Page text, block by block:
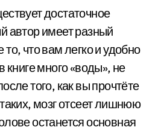
достаточное
автор имеет разный
что вам легко и удобно
книге много «воды», не
того, как вы прочтёте
мозг отсеет лишнюю
останется основная